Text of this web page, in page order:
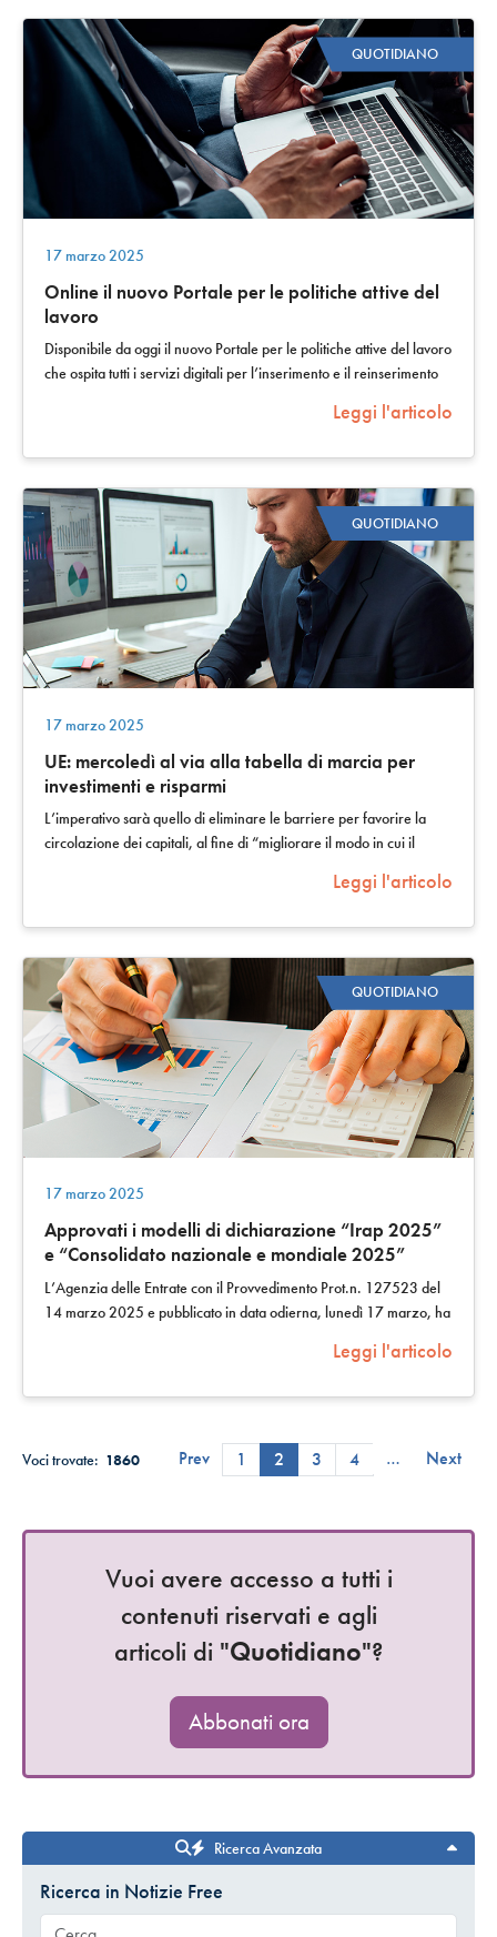
QUOTIDIANO
17 marzo 2025
Online il nuovo Portale per le politiche attive del
lavoro
Disponibile da oggi il nuovo Portale per le politiche attive del lavoro
che ospita tutti i servizi digitali per l’inserimento e il reinserimento
Leggi l'articolo
QUOTIDIANO
17 marzo 2025
UE: mercoledì al via alla tabella di marcia per
investimenti e risparmi
L’imperativo sarà quello di eliminare le barriere per favorire la
circolazione dei capitali, al fine di “migliorare il modo in cui il
Leggi l'articolo
QUOTIDIANO
17 marzo 2025
Approvati i modelli di dichiarazione “Irap 2025”
e “Consolidato nazionale e mondiale 2025”
L’Agenzia delle Entrate con il Provvedimento Prot.n. 127523 del
14 marzo 2025 e pubblicato in data odierna, lunedì 17 marzo, ha
Leggi l'articolo
Voci trovate: 1860 Prev 1 2 3 4 … Next
Vuoi avere accesso a tutti i
contenuti riservati e agli
articoli di "Quotidiano"?
Abbonati ora
Ricerca Avanzata
Ricerca in Notizie Free